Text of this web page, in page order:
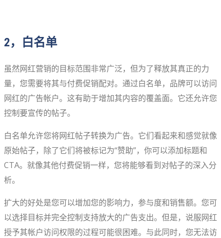
2，白名单
虽然网红营销的目标范围非常广泛，但为了释放其真正的力
量，您需要将其与付费促销配对。通过白名单，品牌可以访问
网红的广告帐户。这有助于增加其内容的覆盖面。它还允许您
控制要宣传的帖子。
白名单允许您将网红帖子转换为广告。它们看起来和感觉就像
原始帖子，除了它们将被标记为“赞助”，你可以添加标题和
CTA。就像其他付费促销一样，您将能够看到对帖子的深入分
析。
扩大的好处是您可以增加您的影响力，参与度和销售额。您可
以选择目标并完全控制支持放大的广告支出。但是，说服网红
授予其帐户访问权限的过程可能很困难。与此同时，您无法访